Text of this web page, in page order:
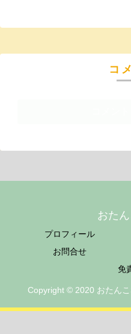
コ
おた
プロフィール
お問合せ
免
Copyright © 2020 おたん